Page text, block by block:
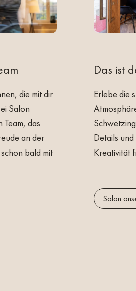
zusammen und überzeugst mit Deiner
oder das Abitur
Dann besuche uns doch auf
Account. Bei Fragen kannst
zu Händen von
Karina
im Salon vorbei.
die mit dir
Salon
Team, das
an der
bald mit
Das ist
Erlebe die
Details
Kreativität
Salon